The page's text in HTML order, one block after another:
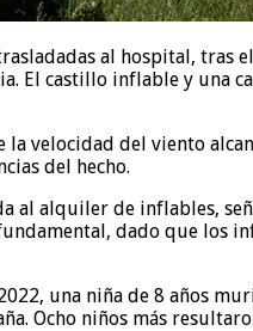
al hospital,
El castillo inflable y
velocidad del viento
del hecho.
al alquiler de inflables,
dado que los
una niña de 8 años
Ocho niños más